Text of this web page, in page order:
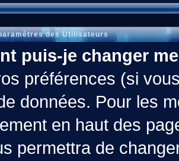
des Utilisateurs
puis-je changer
préférences (si
données. Pour les
en haut des
permettra de